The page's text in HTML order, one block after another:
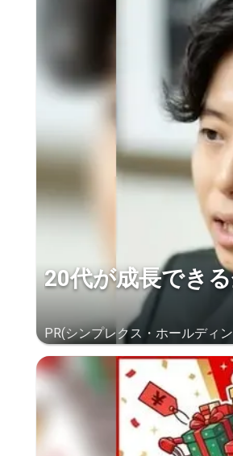
20代が成長でき
PR(シンプレクス・ホールディ